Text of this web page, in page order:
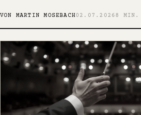
VON MARTIN MOSEBACH02.07.2026 8 MIN.